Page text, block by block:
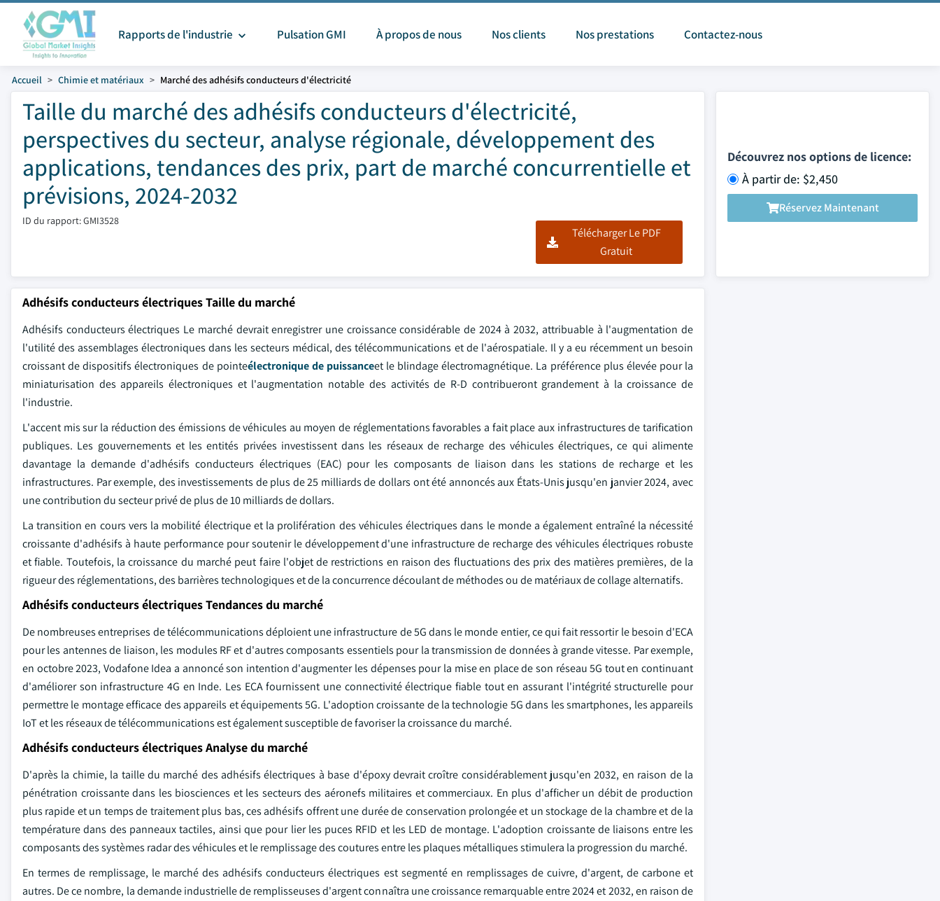
Rapports de l'industrie Pulsation GMI À propos de nous Nos clients Nos prestations Contactez-nous
Accueil Chimie et matériaux Marché des adhésifs conducteurs d'électricité
Taille du marché des adhésifs conducteurs d'électricité,
perspectives du secteur, analyse régionale, développement des
applications, tendances des prix, part de marché concurrentielle et
prévisions, 2024-2032
ID du rapport: GMI3528
Télécharger Le PDF
Gratuit
Découvrez nos options de licence:
À partir de: $2,450
Réservez Maintenant
Adhésifs conducteurs électriques Taille du marché
Adhésifs conducteurs électriques Le marché devrait enregistrer une croissance considérable de 2024 à 2032, attribuable à l'augmentation de
l'utilité des assemblages électroniques dans les secteurs médical, des télécommunications et de l'aérospatiale. Il y a eu récemment un besoin
croissant de dispositifs électroniques de pointeélectronique de puissanceet le blindage électromagnétique. La préférence plus élevée pour la
miniaturisation des appareils électroniques et l'augmentation notable des activités de R-D contribueront grandement à la croissance de
l'industrie.
L'accent mis sur la réduction des émissions de véhicules au moyen de réglementations favorables a fait place aux infrastructures de tarification
publiques. Les gouvernements et les entités privées investissent dans les réseaux de recharge des véhicules électriques, ce qui alimente
davantage la demande d'adhésifs conducteurs électriques (EAC) pour les composants de liaison dans les stations de recharge et les
infrastructures. Par exemple, des investissements de plus de 25 milliards de dollars ont été annoncés aux États-Unis jusqu'en janvier 2024, avec
une contribution du secteur privé de plus de 10 milliards de dollars.
La transition en cours vers la mobilité électrique et la prolifération des véhicules électriques dans le monde a également entraîné la nécessité
croissante d'adhésifs à haute performance pour soutenir le développement d'une infrastructure de recharge des véhicules électriques robuste
et fiable. Toutefois, la croissance du marché peut faire l'objet de restrictions en raison des fluctuations des prix des matières premières, de la
rigueur des réglementations, des barrières technologiques et de la concurrence découlant de méthodes ou de matériaux de collage alternatifs.
Adhésifs conducteurs électriques Tendances du marché
De nombreuses entreprises de télécommunications déploient une infrastructure de 5G dans le monde entier, ce qui fait ressortir le besoin d'ECA
pour les antennes de liaison, les modules RF et d'autres composants essentiels pour la transmission de données à grande vitesse. Par exemple,
en octobre 2023, Vodafone Idea a annoncé son intention d'augmenter les dépenses pour la mise en place de son réseau 5G tout en continuant
d'améliorer son infrastructure 4G en Inde. Les ECA fournissent une connectivité électrique fiable tout en assurant l'intégrité structurelle pour
permettre le montage efficace des appareils et équipements 5G. L'adoption croissante de la technologie 5G dans les smartphones, les appareils
IoT et les réseaux de télécommunications est également susceptible de favoriser la croissance du marché.
Adhésifs conducteurs électriques Analyse du marché
D'après la chimie, la taille du marché des adhésifs électriques à base d'époxy devrait croître considérablement jusqu'en 2032, en raison de la
pénétration croissante dans les biosciences et les secteurs des aéronefs militaires et commerciaux. En plus d'afficher un débit de production
plus rapide et un temps de traitement plus bas, ces adhésifs offrent une durée de conservation prolongée et un stockage de la chambre et de la
température dans des panneaux tactiles, ainsi que pour lier les puces RFID et les LED de montage. L'adoption croissante de liaisons entre les
composants des systèmes radar des véhicules et le remplissage des coutures entre les plaques métalliques stimulera la progression du marché.
En termes de remplissage, le marché des adhésifs conducteurs électriques est segmenté en remplissages de cuivre, d'argent, de carbone et
autres. De ce nombre, la demande industrielle de remplisseuses d'argent connaîtra une croissance remarquable entre 2024 et 2032, en raison de